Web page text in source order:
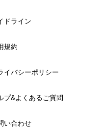
ドライン
規約
イバシーポリシー
プ&よくあるご質問
い合わせ